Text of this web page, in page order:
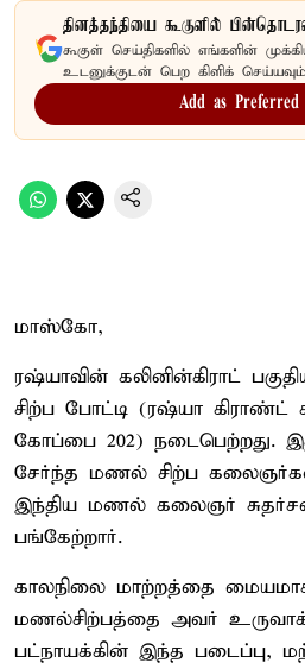
தினத்தந்தியை கூகுளில்
கூகுள் செய்திகளில் எங்களின்
உடனுக்குடன் பெற கிளிக்
Add as Preferred
மாஸ்கோ,
ரஷ்யாவின் கலினின்கிராட்
சிற்ப போட்டி (ரஷ்யா
கோப்பை 202) நடைபெற்றது.
சேர்ந்த மணல் சிற்ப
இந்திய மணல் கலைஞர்
பங்கேற்றார்.
காலநிலை மாற்றத்தை
மணல்சிற்பத்தை அவர்
பட்நாயக்கின் இந்த படைப்பு,